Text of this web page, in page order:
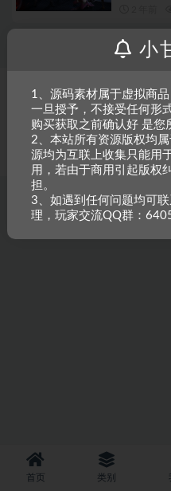
Copyright © 2023 小甘牛人资源网
本站是一个坚持做精品资源的网站
重原创，如需搬资源请先
首页 类别
小
1、源码素材属于虚拟商
一旦授予，不接受任何形
购买获取之前确认好 是您
2、本站所有资源版权均
源均为互联上收集只能用
用，若由于商用引起版权
担。
3、如遇到任何问题均可
理，玩家交流QQ群：